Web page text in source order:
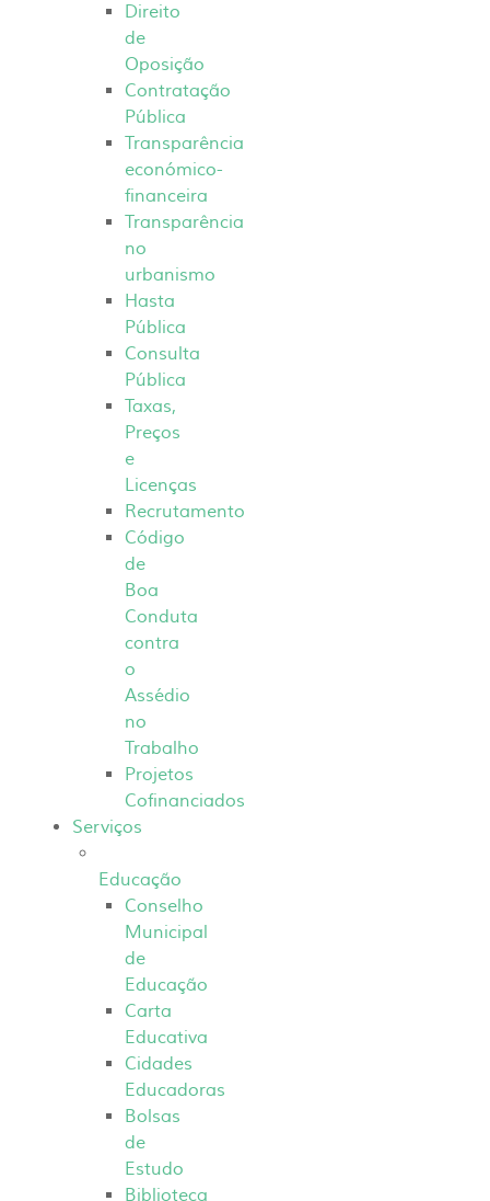
Direito
de
Oposição
Contratação
Pública
Transparência
económico-
financeira
Transparência
no
urbanismo
Hasta
Pública
Consulta
Pública
Taxas,
Preços
e
Licenças
Recrutamento
Código
de
Boa
Conduta
contra
o
Assédio
no
Trabalho
Projetos
Cofinanciados
Serviços
Educação
Conselho
Municipal
de
Educação
Carta
Educativa
Cidades
Educadoras
Bolsas
de
Estudo
Biblioteca